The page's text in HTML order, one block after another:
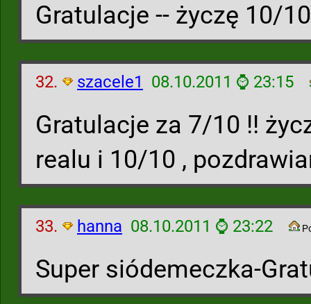
Gratulacje -- życzę 10/
32. szacele1 08.10.2011 ⌚ 23:15
Gratulacje za 7/10 !!
realu i 10/10 ,
33. hanna 08.10.2011 ⌚ 23:22
Super siódemeczka-